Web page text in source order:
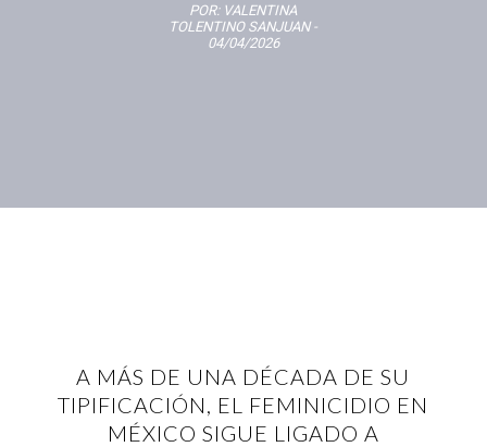
POR: VALENTINA
TOLENTINO SANJUAN -
04/04/2026
A MÁS DE UNA DÉCADA DE SU
TIPIFICACIÓN, EL FEMINICIDIO EN
MÉXICO SIGUE LIGADO A